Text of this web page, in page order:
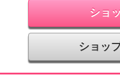
ショ
ショッ